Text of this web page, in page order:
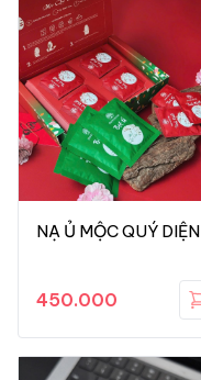
NẠ Ủ MỘC QUÝ DIỆN
450.000